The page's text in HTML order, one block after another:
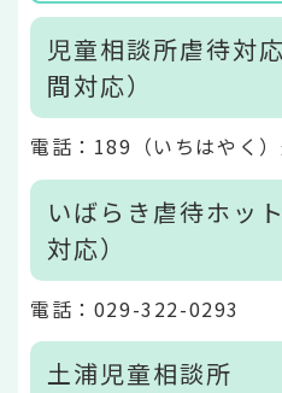
児童相談所虐待対
間対応）
電話：189（いちはやく
いばらき虐待ホッ
対応）
電話：029-322-0293
土浦児童相談所